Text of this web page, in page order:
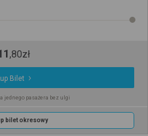
,80zł
Bilet
jednego pasażera bez ulgi
bilet okresowy